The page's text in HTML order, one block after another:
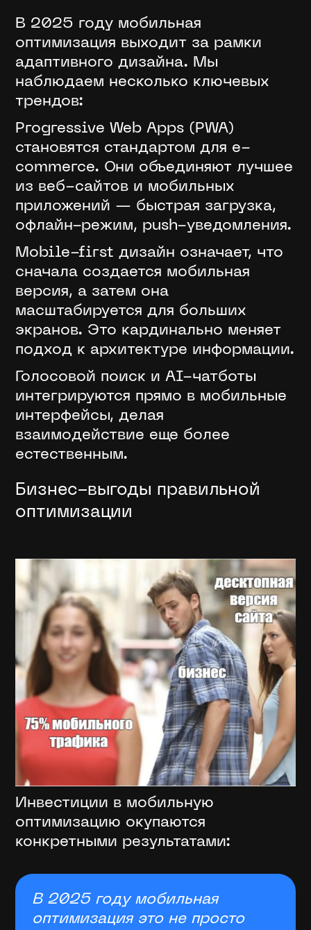
В 2025 году мобильная
оптимизация выходит за рамки
адаптивного дизайна. Мы
наблюдаем несколько ключевых
трендов:
Progressive Web Apps (PWA)
становятся стандартом для e-
commerce. Они объединяют лучшее
из веб-сайтов и мобильных
приложений — быстрая загрузка,
офлайн-режим, push-уведомления.
Mobile-first дизайн означает, что
сначала создается мобильная
версия, а затем она
масштабируется для больших
экранов. Это кардинально меняет
подход к архитектуре информации.
Голосовой поиск и AI-чатботы
интегрируются прямо в мобильные
интерфейсы, делая
взаимодействие еще более
естественным.
Бизнес-выгоды правильной
оптимизации
Инвестиции в мобильную
оптимизацию окупаются
конкретными результатами:
В 2025 году мобильная
оптимизация это не просто